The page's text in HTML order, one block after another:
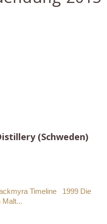
(Schweden)
Timeline 1999 Die
Malt...